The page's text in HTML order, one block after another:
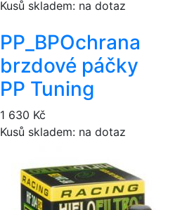
Kusů skladem: na dotaz
PP_BPOchrana
brzdové páčky
PP Tuning
1 630 Kč
Kusů skladem: na dotaz